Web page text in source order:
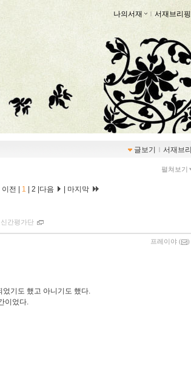
나의서재 ｌ 서재브리핑
글보기 ｌ 서재브
펼쳐보기
이전 | 1 2 다음 마지막
신간평가단
프레이야 ( )
기도 했고 아니기도 했다.
이었다.